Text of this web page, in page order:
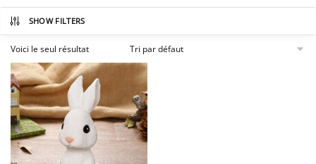
SHOW FILTERS
Voici le seul résultat